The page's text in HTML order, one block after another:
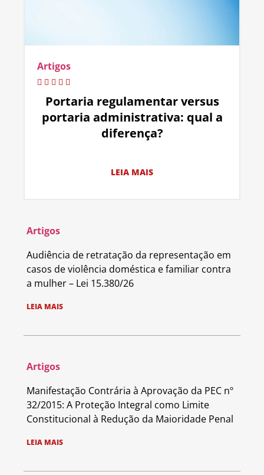
Artigos
Portaria regulamentar versus
portaria administrativa: qual a
diferença?
LEIA MAIS
Artigos
Audiência de retratação da representação em
casos de violência doméstica e familiar contra
a mulher – Lei 15.380/26
LEIA MAIS
Artigos
Manifestação Contrária à Aprovação da PEC nº
32/2015: A Proteção Integral como Limite
Constitucional à Redução da Maioridade Penal
LEIA MAIS